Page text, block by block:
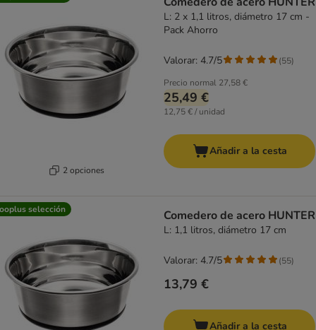
2 opciones
L: 2 x 1,1 litros, diámetro 17 cm -
Pack Ahorro
Precio normal 27,58 €
25,49 €
12,75 € / unidad
Valorar: 4.7/5 (55)
Añadir a la cesta
selección Comedero de acero HUNTER
L: 1,1 litros, diámetro 17 cm
13,79 €
Valorar: 4.7/5 (55)
Añadir a la cesta